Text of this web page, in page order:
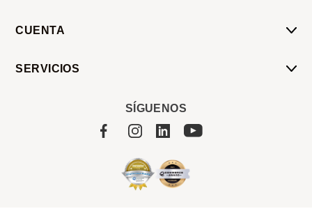
CUENTA
SERVICIOS
SÍGUENOS